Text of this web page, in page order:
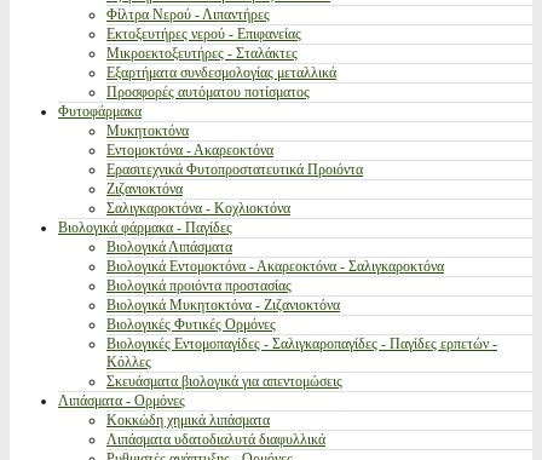
Φίλτρα Νερού - Λιπαντήρες
Εκτοξευτήρες νερού - Επιφανείας
Μικροεκτοξευτήρες - Σταλάκτες
Εξαρτήματα συνδεσμολογίας μεταλλικά
Προσφορές αυτόματου ποτίσματος
Φυτοφάρμακα
Μυκητοκτόνα
Εντομοκτόνα - Ακαρεοκτόνα
Ερασιτεχνικά Φυτοπροστατευτικά Προιόντα
Ζιζανιοκτόνα
Σαλιγκαροκτόνα - Κοχλιοκτόνα
Βιολογικά φάρμακα - Παγίδες
Βιολογικά Λιπάσματα
Βιολογικά Εντομοκτόνα - Ακαρεοκτόνα - Σαλιγκαροκτόνα
Βιολογικά προιόντα προστασίας
Βιολογικά Μυκητοκτόνα - Ζιζανιοκτόνα
Βιολογικές Φυτικές Ορμόνες
Βιολογικές Εντομοπαγίδες - Σαλιγκαροπαγίδες - Παγίδες ερπετών -
Κόλλες
Σκευάσματα βιολογικά για απεντομώσεις
Λιπάσματα - Ορμόνες
Κοκκώδη χημικά λιπάσματα
Λιπάσματα υδατοδιαλυτά διαφυλλικά